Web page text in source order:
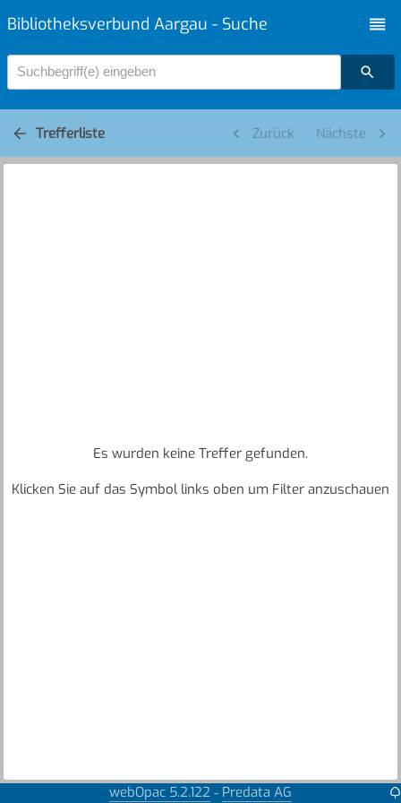
Bibliotheksverbund Aargau - Suche
Suchbegriff(e) eingeben
Trefferliste Zurück Nächste
Es wurden keine Treffer gefunden.
Klicken Sie auf das Symbol links oben um Filter anzuschauen
webOpac 5.2.122 - Predata AG